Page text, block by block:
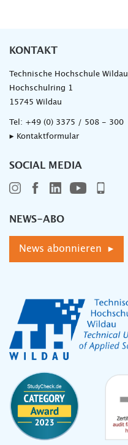
KONTAKT
Technische Hochschule Wildau
Hochschulring 1
15745 Wildau
Tel: +49 (0) 3375 / 508 - 300
▸ Kontaktformular
SOCIAL MEDIA
NEWS-ABO
News abonnieren ▸